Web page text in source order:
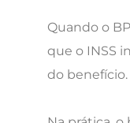
Quando o
que o INSS
do benefício.